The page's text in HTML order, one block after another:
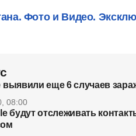
Фото и Видео.
выявили еще 6 случаев
08:00
будут отслеживать